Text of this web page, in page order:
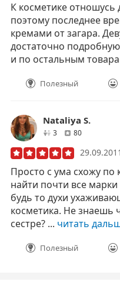
К косметике отношусь
поэтому последнее
кремами от загара.
достаточно
и по остальным
Полезный
Nataliya S.
3друзей
80отзывов
29.09.2011
Просто с ума схожу по
найти почти все
будь то духи
косметика. Не знаешь
сестре? ... читать
Полезный